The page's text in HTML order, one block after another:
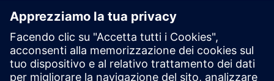
Informazioni e risorse aggiuntive
Ulteriori informazioni
Prerequisiti